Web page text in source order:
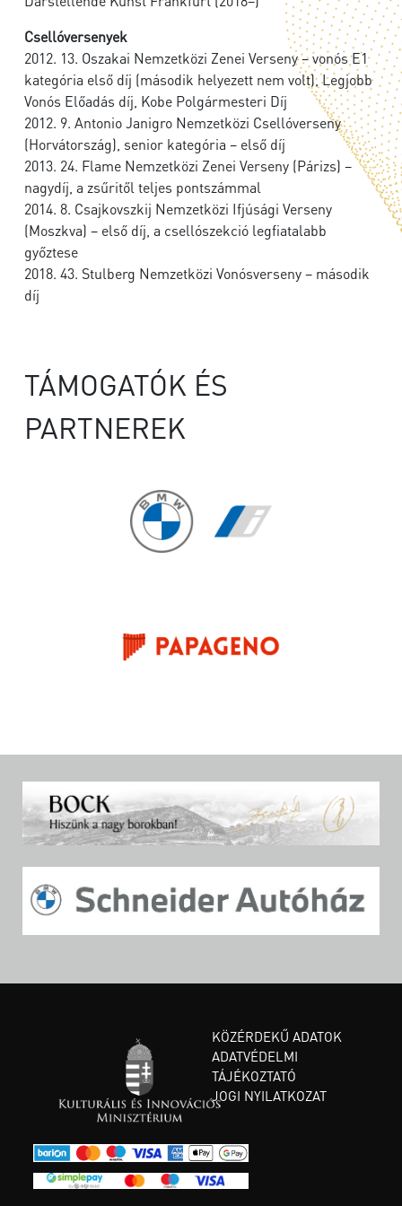
Csellóversenyek
2012. 13. Oszakai Nemzetközi Zenei Verseny – vonós E1
kategória első díj (második helyezett nem volt), Legjobb
Vonós Előadás díj, Kobe Polgármesteri Díj
2012. 9. Antonio Janigro Nemzetközi Csellóverseny
(Horvátország), senior kategória – első díj
2013. 24. Flame Nemzetközi Zenei Verseny (Párizs) –
nagydíj, a zsűritől teljes pontszámmal
2014. 8. Csajkovszkij Nemzetközi Ifjúsági Verseny
(Moszkva) – első díj, a csellószekció legfiatalabb
győztese
2018. 43. Stulberg Nemzetközi Vonósverseny – második
díj
TÁMOGATÓK ÉS
PARTNEREK
KÖZÉRDEKŰ ADATOK
ADATVÉDELMI
TÁJÉKOZTATÓ
JOGI NYILATKOZAT